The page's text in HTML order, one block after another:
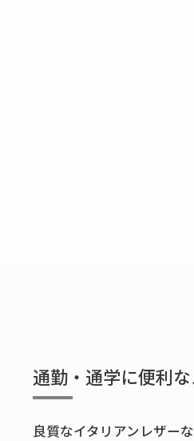
通勤・通学に便利
良質なイタリアンレザー